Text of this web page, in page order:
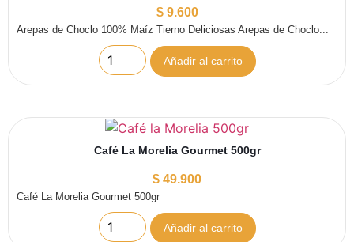
$9.600
Arepas de Choclo 100% Maíz Tierno Deliciosas Arepas de Choclo...
Añadir al carrito
Café La Morelia Gourmet 500gr
$ 49.900
Café La Morelia Gourmet 500gr
Añadir al carrito